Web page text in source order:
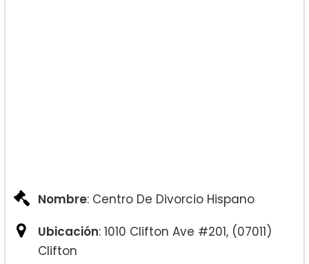
Nombre: Centro De Divorcio Hispano
Ubicación: 1010 Clifton Ave #201, (07011)
Clifton